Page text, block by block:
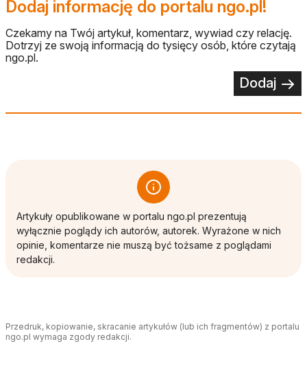
Dodaj informację do portalu ngo.pl!
Czekamy na Twój artykuł, komentarz, wywiad czy relację.
Dotrzyj ze swoją informacją do tysięcy osób, które czytają
ngo.pl.
Dodaj
Artykuły opublikowane w portalu ngo.pl prezentują
wyłącznie poglądy ich autorów, autorek. Wyrażone w nich
opinie, komentarze nie muszą być tożsame z poglądami
redakcji.
Przedruk, kopiowanie, skracanie artykułów (lub ich fragmentów) z portalu
ngo.pl wymaga zgody redakcji.